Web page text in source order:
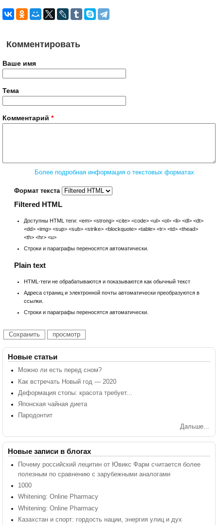
Комментировать
Ваше имя
Тема
Комментарий *
Более подробная информация о текстовых форматах
Формат текста
Filtered HTML
Доступны HTML теги: <em> <strong> <cite> <code> <ul> <ol> <li> <dl> <dt>
<dd> <img> <sup> <sub> <strike> <blockquote> <table> <tr> <td> <thead>
<th> <hr> <u>
Строки и параграфы переносятся автоматически.
Plain text
HTML-теги не обрабатываются и показываются как обычный текст
Адреса страниц и электронной почты автоматически преобразуются в
ссылки.
Строки и параграфы переносятся автоматически.
Новые статьи
Можно ли есть перед сном?
Как встречать Новый год — 2020
Деформация стопы: красота требует...
Японская чайная диета
Пародонтит
Дальше...
Новые записи в блогах
Почему российский лецитин от Ювикс Фарм считается более
полезным по сравнению с зарубежными аналогами
1000
Whitening: Online Pharmacy
Whitening: Online Pharmacy
Казахстан и спорт: гордость нации, энергия улиц и дух